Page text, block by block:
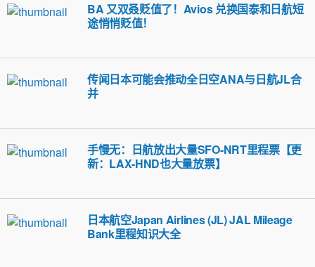
BA 又双叒贬值了！Avios 兑换国泰和日航短
途悄悄贬值！
传闻日本可能会推动全日空ANA与日航JL合
并
手慢无：日航放出大量SFO-NRT里程票【更
新：LAX-HND也大量放票】
日本航空Japan Airlines (JL) JAL Mileage
Bank里程知识大全